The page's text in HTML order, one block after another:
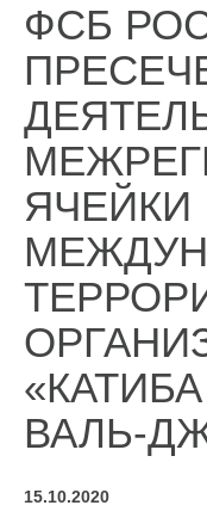
ФСБ
ЯЧЕЙКИ
ВАЛЬ-
15.10.2020